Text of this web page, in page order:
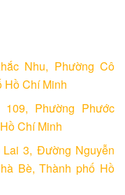
Nhu, Phường Cô
Hồ Chí Minh
Phường Phước
Chí Minh
3, Đường Nguyễn
Bè, Thành phố Hồ